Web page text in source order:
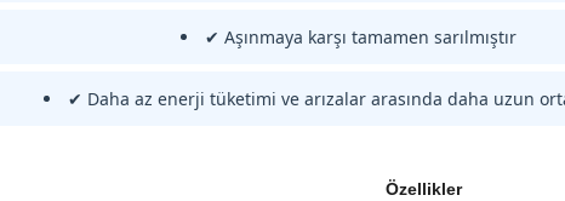
✔ Aşınmaya karşı tamamen sarılmıştır
✔ Daha az enerji tüketimi ve arızalar arasında daha uzun
Özellikler